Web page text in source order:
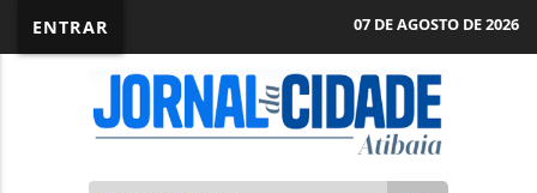
ENTRAR 07 DE AGOSTO DE 2026